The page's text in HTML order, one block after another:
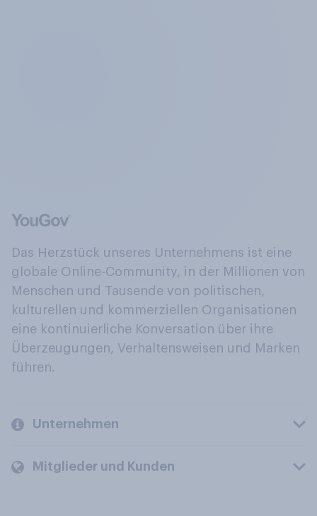
Das Herzstück unseres Unternehmens ist eine
globale Online-Community, in der Millionen von
Menschen und Tausende von politischen,
kulturellen und kommerziellen Organisationen
eine kontinuierliche Konversation über ihre
Überzeugungen, Verhaltensweisen und Marken
führen.
Unternehmen
Mitglieder und Kunden